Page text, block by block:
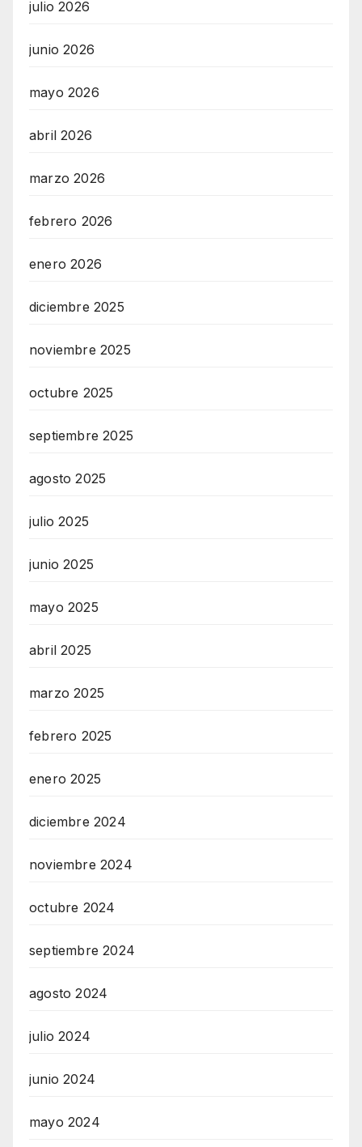
julio 2026
junio 2026
mayo 2026
abril 2026
marzo 2026
febrero 2026
enero 2026
diciembre 2025
noviembre 2025
octubre 2025
septiembre 2025
agosto 2025
julio 2025
junio 2025
mayo 2025
abril 2025
marzo 2025
febrero 2025
enero 2025
diciembre 2024
noviembre 2024
octubre 2024
septiembre 2024
agosto 2024
julio 2024
junio 2024
mayo 2024